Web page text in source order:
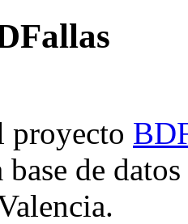
proyecto
de